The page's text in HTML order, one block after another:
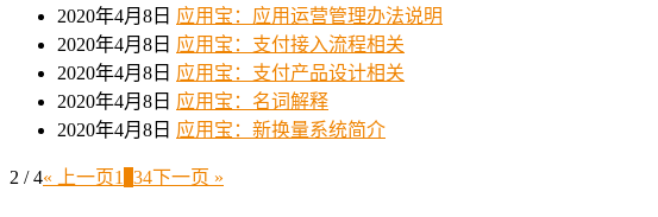
2020年4月8日 应用宝：应用运营管理办法说明
2020年4月8日 应用宝：支付接入流程相关
2020年4月8日 应用宝：支付产品设计相关
2020年4月8日 应用宝：名词解释
2020年4月8日 应用宝：新换量系统简介
2 / 4« 上一页1 34下一页 »